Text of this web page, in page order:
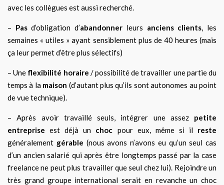
avec les collègues est aussi recherché.
– Pasd’obligation d’abandonner leurs anciens clients , les
semaines « utiles » ayant sensiblement plus de 40 heures (mais
ça leur permet d’être plus sélectifs)
– Une flexibilité horaire / possibilité de travailler une partie du
temps à la maison (d’autant plus qu’ils sont autonomes au point
de vue technique).
– Après avoir travaillé seuls, intégrer une assezpetite
entreprise est déjà un choc pour eux, même si il reste
généralement gérable (nous avons n’avons eu qu’un seul cas
d’un ancien salarié qui après être longtemps passé par la case
freelance ne peut plus travailler que seul chez lui). Rejoindre un
très grand groupe international serait en revanche un choc